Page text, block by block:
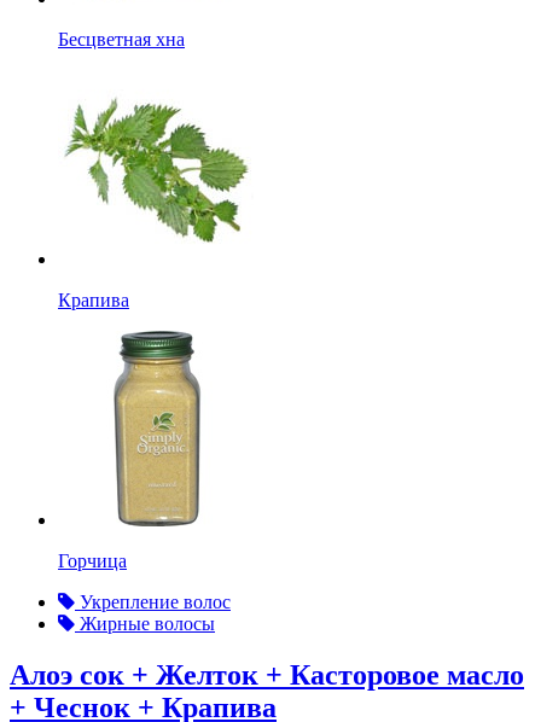
Бесцветная хна
Крапива
Горчица
Укрепление волос
Жирные волосы
Алоэ сок + Желток + Касторовое масло
+ Чеснок + Крапива